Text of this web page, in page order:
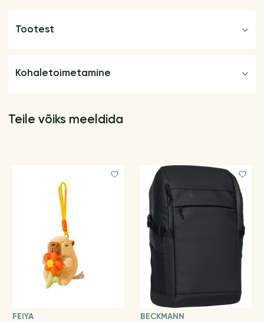
Tootest
Kohaletoimetamine
Teile võiks meeldida
FEIYA BECKMANN